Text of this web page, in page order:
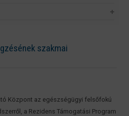
szakmai
Központ az egészségügyi felsőfokú
a Rezidens Támogatási Program